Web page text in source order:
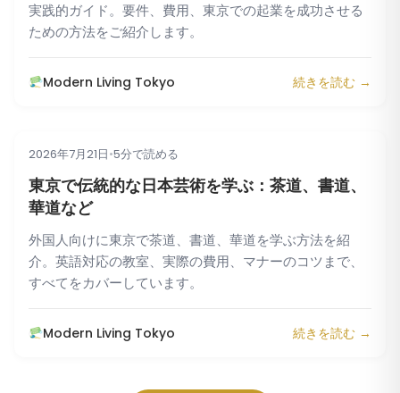
実践的ガイド。要件、費用、東京での起業を成功させる
ための方法をご紹介します。
Modern Living Tokyo 続きを読む →
文化
2026年7月21日•5分で読める
東京で伝統的な日本芸術を学ぶ：茶道、書道、
華道など
外国人向けに東京で茶道、書道、華道を学ぶ方法を紹
介。英語対応の教室、実際の費用、マナーのコツまで、
すべてをカバーしています。
Modern Living Tokyo 続きを読む →